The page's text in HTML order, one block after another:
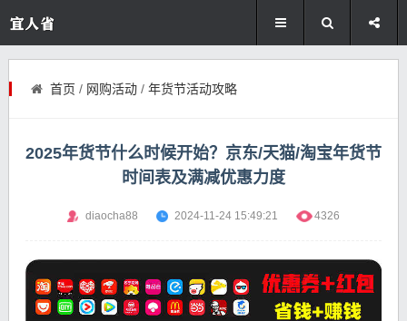
首页 / 网购活动/ 年货节活动攻略
2025年货节什么时候开始？京东/天猫/淘宝年货节
时间表及满减优惠力度
diaocha88 2024-11-24 15:49:21 4326